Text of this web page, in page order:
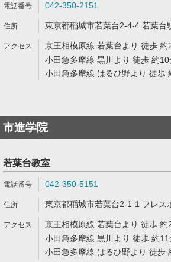
042-350-2151
東京都稲城市若葉台2-4-4 若葉台
京王相模原線 若葉台より 徒歩 約
小田急多摩線 黒川より 徒歩 約10
小田急多摩線 はるひ野より 徒歩
市進学院
若葉台教室
042-350-5151
東京都稲城市若葉台2-1-1 フレス
京王相模原線 若葉台より 徒歩 約
小田急多摩線 黒川より 徒歩 約11
小田急多摩線 はるひ野より 徒歩